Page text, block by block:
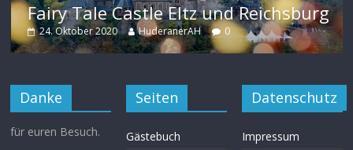
Fairy Tale Castle Eltz und Reichsburg
24. Oktober 2020 HuderanerAH 0
Danke
für euren Besuch.
Seiten
Gästebuch
Datenschutz
Impressum